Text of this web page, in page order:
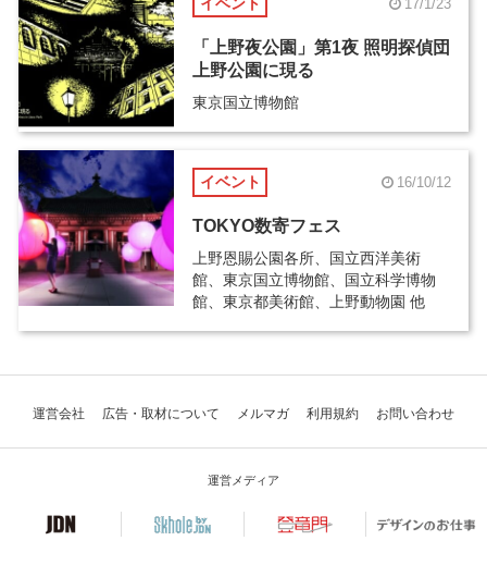
イベント 17/1/23
「上野夜公園」第1夜 照明探偵団
上野公園に現る
東京国立博物館
イベント 16/10/12
TOKYO数寄フェス
上野恩賜公園各所、国立西洋美術
館、東京国立博物館、国立科学博物
館、東京都美術館、上野動物園 他
運営会社 広告・取材について メルマガ 利用規約 お問い合わせ
運営メディア